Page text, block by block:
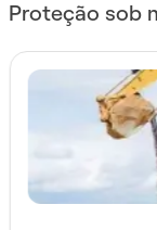
Proteção sob